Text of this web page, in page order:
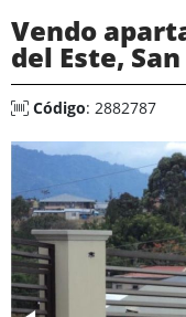
Vendo
del Este,
Código: 2882787